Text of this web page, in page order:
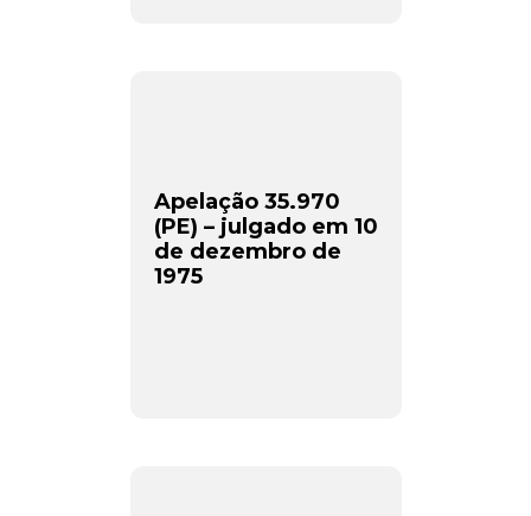
Apelação 35.970
(PE) – julgado em 10
de dezembro de
1975